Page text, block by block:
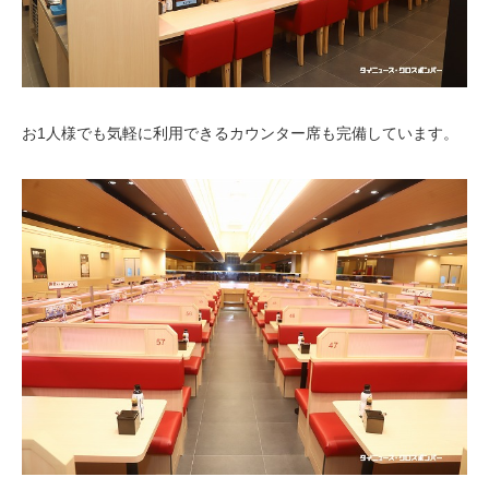
お1人様でも気軽に利用できるカウンター席も完備しています。